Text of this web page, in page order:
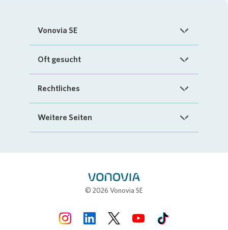
Vonovia SE
Startseite
Investoren
Presse
Oft gesucht
FAQ
„Mein Vonovia“ App
Mein Zuhause
Rechtliches
Impressum
Weitere Seiten
© 2026 Vonovia SE